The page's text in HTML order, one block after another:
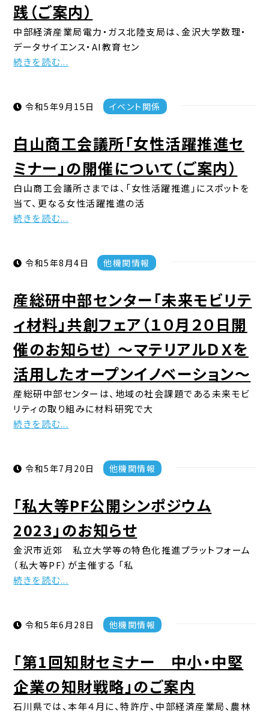
践（ご案内）
中部経済産業局電力・ガス北陸支局は、金沢大学数理・
データサイエンス・AI教育セン
続きを読む...
令和5年9月15日 イベント関係
白山商工会議所「女性活躍推進セ
ミナー」の開催について（ご案内）
白山商工会議所さまでは、「女性活躍推進」にスポットを
当て、更なる女性活躍推進の活
続きを読む...
令和5年8月4日 他機関情報
産総研中部センター「未来モビリテ
ィ材料」共創フェア（１０月２０日開
催のお知らせ） ～マテリアルＤＸを
活用したオープンイノベーション～
産総研中部センターは、地域の社会課題である未来モビ
リティの取り組みに材料研究で大
続きを読む...
令和5年7月20日 他機関情報
「私大等PF公開シンポジウム
2023」のお知らせ
金沢市近郊 私立大学等の特色化推進プラットフォーム
（私大等PF）が主催する 「私
続きを読む...
令和5年6月28日 他機関情報
「第1回知財セミナー 中小・中堅
企業の知財戦略」のご案内
石川県では、本年４月に、特許庁、中部経済産業局、農林